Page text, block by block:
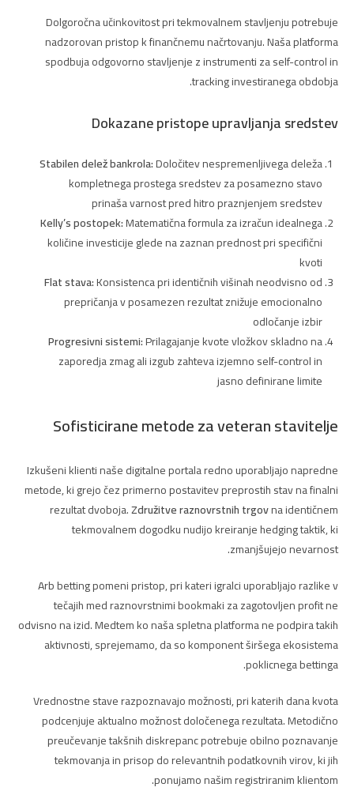
Dolgoročna učinkovitost pri tekmovalnem stavljenju potrebuje
nadzorovan pristop k finančnemu načrtovanju. Naša platforma
spodbuja odgovorno stavljenje z instrumenti za self-control in
tracking investiranega obdobja.
Dokazane pristope upravljanja sredstev
Stabilen delež bankrola:Določitev nespremenljivega deleža
kompletnega prostega sredstev za posamezno stavo
prinaša varnost pred hitro praznjenjem sredstev
Kelly’s postopek:Matematična formula za izračun idealnega
količine investicije glede na zaznan prednost pri specifični
kvoti
Flat stava:Konsistenca pri identičnih višinah neodvisno od
prepričanja v posamezen rezultat znižuje emocionalno
odločanje izbir
Progresivni sistemi:Prilagajanje kvote vložkov skladno na
zaporedja zmag ali izgub zahteva izjemno self-control in
jasno definirane limite
Sofisticirane metode za veteran stavitelje
Izkušeni klienti naše digitalne portala redno uporabljajo napredne
metode, ki grejo čez primerno postavitev preprostih stav na finalni
rezultat dvoboja.Združitve raznovrstnih trgovna identičnem
tekmovalnem dogodku nudijo kreiranje hedging taktik, ki
zmanjšujejo nevarnost.
Arb betting pomeni pristop, pri kateri igralci uporabljajo razlike v
tečajih med raznovrstnimi bookmaki za zagotovljen profit ne
odvisno na izid. Medtem ko naša spletna platforma ne podpira takih
aktivnosti, sprejemamo, da so komponent širšega ekosistema
poklicnega bettinga.
Vrednostne stave razpoznavajo možnosti, pri katerih dana kvota
podcenjuje aktualno možnost določenega rezultata. Metodično
preučevanje takšnih diskrepanc potrebuje obilno poznavanje
tekmovanja in prisop do relevantnih podatkovnih virov, ki jih
ponujamo našim registriranim klientom.